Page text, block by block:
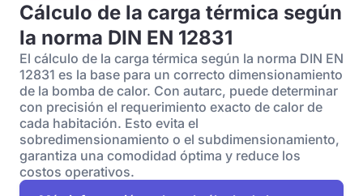
Cálculo de la carga térmica según
la norma DIN EN 12831
El cálculo de la carga térmica según la norma DIN EN
12831 es la base para un correcto dimensionamiento
de la bomba de calor. Con autarc, puede determinar
con precisión el requerimiento exacto de calor de
cada habitación. Esto evita el
sobredimensionamiento o el subdimensionamiento,
garantiza una comodidad óptima y reduce los
costos operativos.